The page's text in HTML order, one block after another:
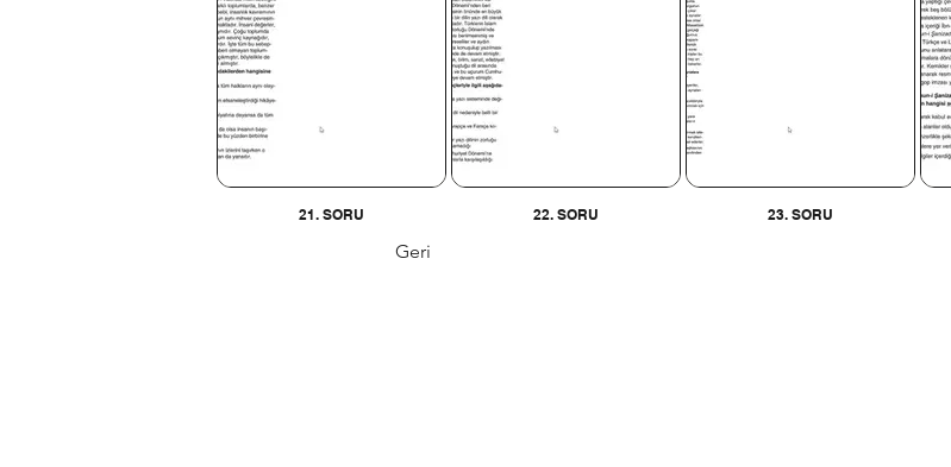
Geri
21. SORU 22. SORU 23. SORU